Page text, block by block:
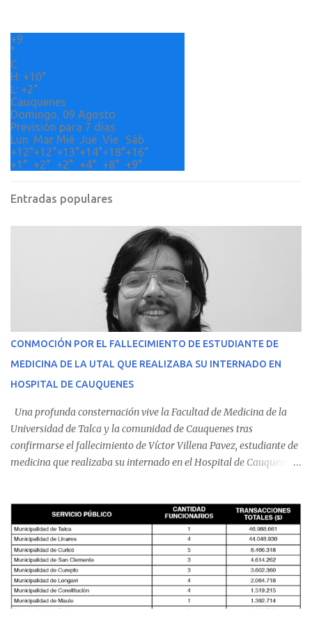
s
+9
°
C
H: +10°
L: +2°
Cauquenes
Domingo, 09 Agosto
Previsión para 7 días
Lun Mar Mié Jue Vie
Sáb
+12°+12°+13°+14°+18°+16°
+1° +2° +2° +4° +8° +9°
Entradas populares
CONMOCIÓN POR EL FALLECIMIENTO DE ESTUDIANTE DE
MEDICINA DE LA UTAL QUE REALIZABA SU INTERNADO EN
HOSPITAL DE CAUQUENES
Una profunda consternación vive la Facultad de Medicina de la
Universidad de Talca y la comunidad de Cauquenes tras
confirmarse el fallecimiento de Víctor Villena Pavez, estudiante de
medicina que realizaba su internado en el Hospital de Cauquenes.
malestares físicos. Dada la complejidad de su estado de salud, el
equipo médico determinó su traslado de urgencia al Hospital
Regional de Talca y dado la urgencia la ambulancia partió hacia
Talca con escolta de Carabineros. En medio del traslado, el
estudiante de medicina de 25 años, se agravó y pese a los esfuerzos
del personal de emergencia terminó falleciendo, sin alcanzar a
recibir atención especializada en el centro de destino. Apenas se